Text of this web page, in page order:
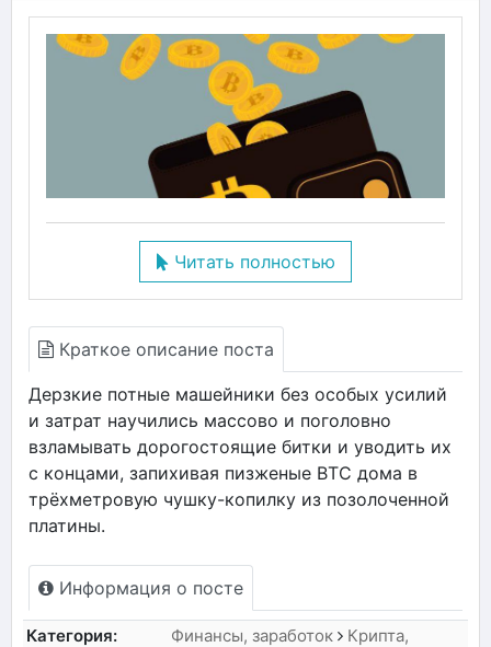
Читать полностью
Краткое описание поста
Дерзкие потные машейники без особых усилий
и затрат научились массово и поголовно
взламывать дорогостоящие битки и уводить их
с концами, запихивая пизженые BTC дома в
трёхметровую чушку-копилку из позолоченной
платины.
Информация о посте
Категория: Финансы, заработок
Крипта,